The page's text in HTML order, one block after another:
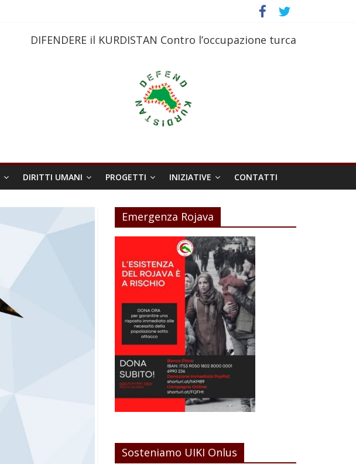
DIFENDERE il KURDISTAN Contro l’occupazione turca
DIRITTI UMANI PROGETTI INIZIATIVE CONTATTI
Emergenza Rojava
Sosteniamo UIKI Onlus